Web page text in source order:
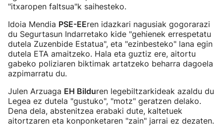
"itxaropen faltsua"k saihesteko.
Idoia Mendia PSE-EEren idazkari nagusiak gogorarazi
du Segurtasun Indarretako kide "gehienek errespetatu
dutela Zuzenbide Estatua", eta "ezinbesteko" lana egin
dutela ETA amaitzeko. Hala eta guztiz ere, aitortu
gabeko poliziaren biktimak artatzeko beharra dagoela
azpimarratu du.
Julen Arzuaga EH Bilduren legebiltzarkideak azaldu du
Legea ez dutela "gustuko", "motz" geratzen delako.
Dena dela, abstenitzea erabaki dute, kaltetuek
aitortzaren eta konponketaren "zain" jarrai ez dezaten.